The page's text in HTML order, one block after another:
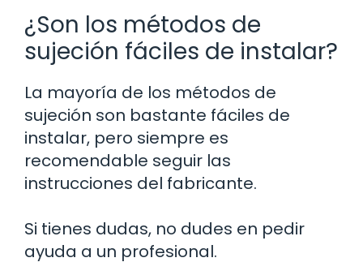
¿Son los métodos de
sujeción fáciles de instalar?
La mayoría de los métodos de
sujeción son bastante fáciles de
instalar, pero siempre es
recomendable seguir las
instrucciones del fabricante.
Si tienes dudas, no dudes en pedir
ayuda a un profesional.